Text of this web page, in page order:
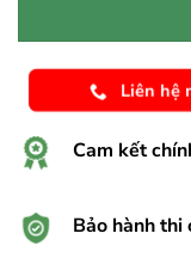
Liên hệ
Cam kết
Bảo hành thi